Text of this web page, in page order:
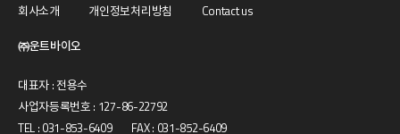
회사소개 개인정보처리방침
Contact us
㈜운트바이오
대표자 : 전용수
사업자등록번호 : 127-86-22792
TEL : 031-853-6409 FAX : 031-852-6409